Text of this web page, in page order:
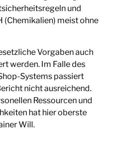
und
(Chemikalien) meist ohne
Vorgaben auch
werden. Im Falle des
Systems passiert
nicht ausreichend.
Ressourcen und
hat hier oberste
Will.